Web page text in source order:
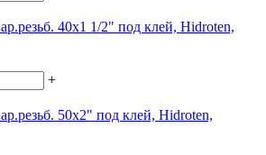
40х1 1/2" под клей, Hidroten,
+
50х2" под клей, Hidroten,